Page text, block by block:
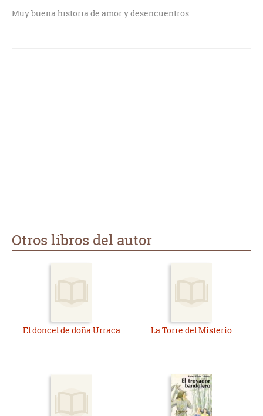
Muy buena historia de amor y desencuentros.
Otros libros del autor
El doncel de doña Urraca La Torre del Misterio